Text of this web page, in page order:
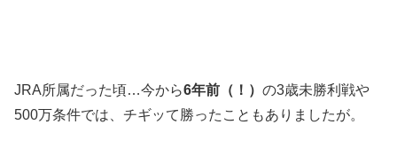
JRA所属だった頃…今から6年前（！） の3歳未勝利戦や
500万条件では、チギッて勝ったこともありましたが。